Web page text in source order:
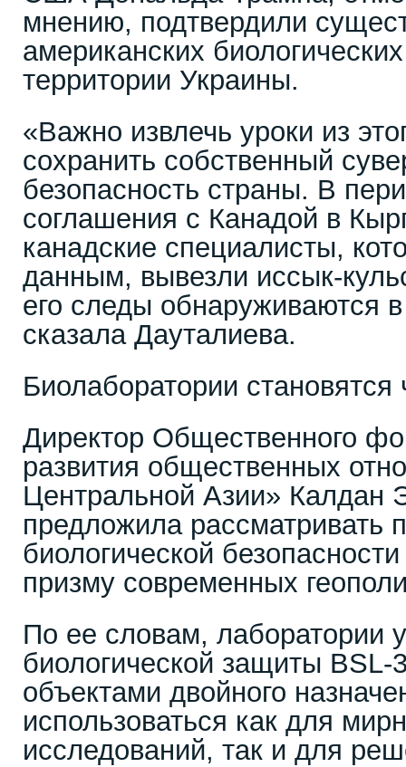
мнению, подтвердили
американских
территории Украины.
«Важно извлечь уроки из
сохранить собственный
безопасность страны. В
соглашения с Канадой в
канадские специалисты,
данным, вывезли иссык-
его следы обнаруживаются
сказала Дауталиева.
Биолаборатории становятся
Директор Общественного
развития общественных
Центральной Азии» Калдан
предложила рассматривать
биологической
призму современных
По ее словам, лаборатории
биологической защиты BSL-
объектами двойного
использоваться как для
исследований, так и для